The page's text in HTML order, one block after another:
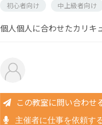
初心者向け
中上級者向け
個人個人に合わせたカリキ
この教室に問い合わせ
主催者に仕事を依頼す